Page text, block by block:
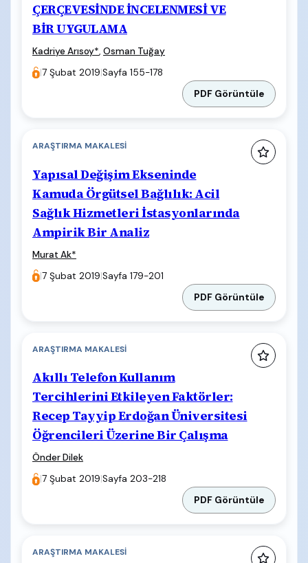
ÇERÇEVESİNDE İNCELENMESİ VE
BİR UYGULAMA
Kadriye Arısoy*, Osman Tuğay
|7 Şubat 2019|Sayfa 155-178
PDF Görüntüle
ARAŞTIRMA MAKALESI
Yapısal Değişim Ekseninde
Kamuda Örgütsel Bağlılık: Acil
Sağlık Hizmetleri İstasyonlarında
Ampirik Bir Analiz
Murat Ak*
|7 Şubat 2019|Sayfa 179-201
PDF Görüntüle
ARAŞTIRMA MAKALESI
Akıllı Telefon Kullanım
Tercihlerini Etkileyen Faktörler:
Recep Tayyip Erdoğan Üniversitesi
Öğrencileri Üzerine Bir Çalışma
Önder Dilek
|7 Şubat 2019|Sayfa 203-218
PDF Görüntüle
ARAŞTIRMA MAKALESI